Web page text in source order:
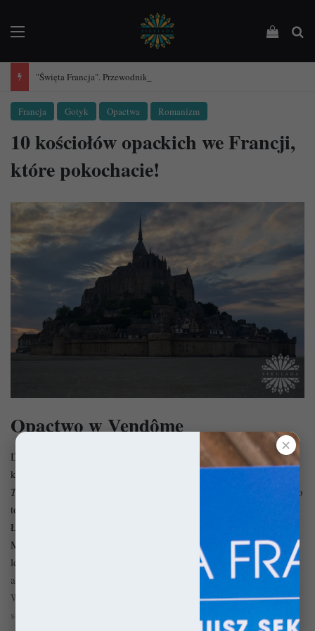
Menu
Francja Gotyk Opactwa Romanizm
10 kościołów opackich we Francji,
które pokochacie!
Opactwo w Vendôme
Dzięki posiadaniu niezwykłej relikwii w XIII wieku romański
kościół św. Trójcy w
opactwie w Vendôme (fr. Abbaye de la
Trinité de Vendôme)
przebudowano w duchu gotyku. Wszystko po
to, aby przybywający tu zewsząd pielgrzymi czcić mogli Świętą
Łzę Jezusa. Cenną ciecz w XI wieku przywiózł hrabia Godfryd II
Martel, który otrzymał ją od cesarza Konstantynopola. Według
legendy Jezus zapłakał nad grobem Łazarza, a jego łzę pochwycił
anioł, który wręczył ją Marii z Bretanii (siostrze Łazarza).
Wstrzymane podczas Wojny Stuletniej prace wznowiono u
schyłku XIV wieku, kiedy to właśnie fasada zachodnia otrzymała
✕